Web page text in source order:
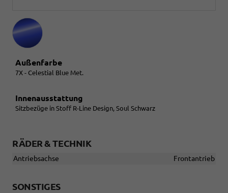
Außenfarbe
7X - Celestial Blue Met.
Innenausstattung
Sitzbezüge in Stoff R-Line Design, Soul Schwarz
RÄDER & TECHNIK
Antriebsachse Frontantrieb
SONSTIGES